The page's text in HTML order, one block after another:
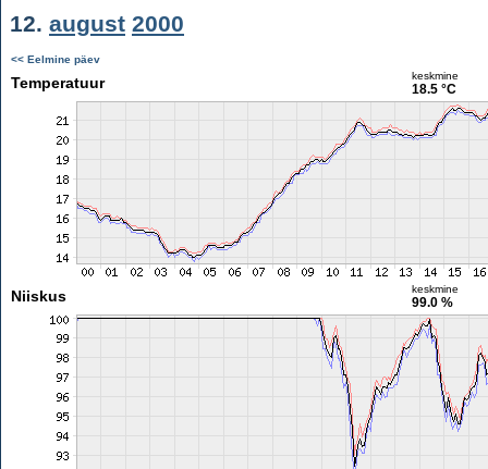
12. august 2000
<< Eelmine päev
Temperatuur keskmine
18.5 °C
Niiskus keskmine
99.0 %